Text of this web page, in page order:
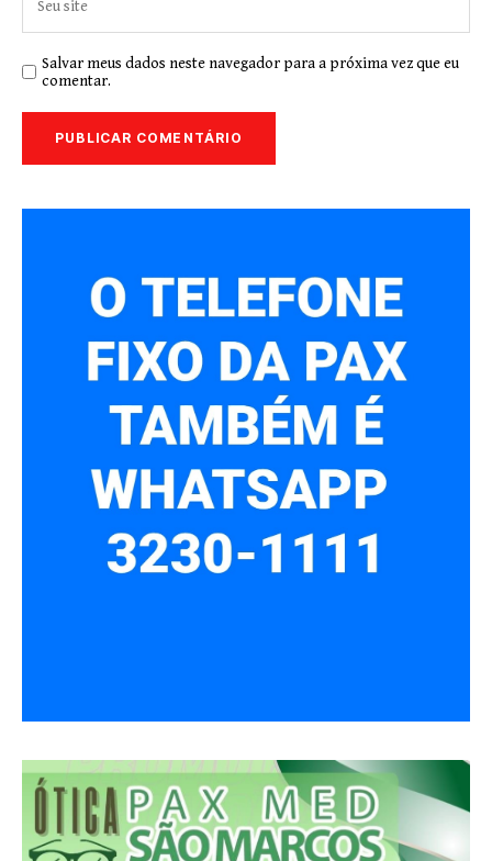
Salvar meus dados neste navegador para a próxima vez que eu
comentar.